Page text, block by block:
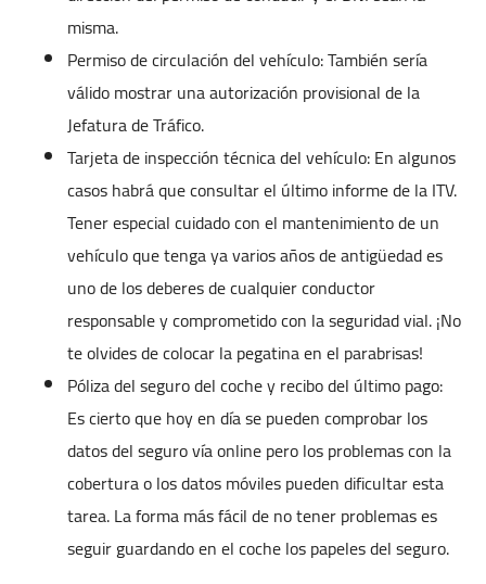
misma.
Permiso de circulación del vehículo: También sería
válido mostrar una autorización provisional de la
Jefatura de Tráfico.
Tarjeta de inspección técnica del vehículo: En algunos
casos habrá que consultar el último informe de la ITV.
Tener especial cuidado con el mantenimiento de un
vehículo que tenga ya varios años de antigüedad es
uno de los deberes de cualquier conductor
responsable y comprometido con la seguridad vial. ¡No
te olvides de colocar la pegatina en el parabrisas!
Póliza del seguro del coche y recibo del último pago:
Es cierto que hoy en día se pueden comprobar los
datos del seguro vía online pero los problemas con la
cobertura o los datos móviles pueden dificultar esta
tarea. La forma más fácil de no tener problemas es
seguir guardando en el coche los papeles del seguro.